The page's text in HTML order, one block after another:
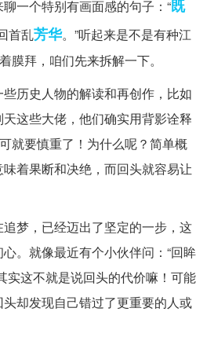
一个特别有画面感的句子：“既
首乱芳华。”听起来是不是有种江
膜拜，咱们先来拆解一下。
历史人物的解读和再创作，比如
这些大佬，他们确实用背影诠释
就要慎重了！为什么呢？简单概
着果断和决绝，而回头就容易让
梦，已经迈出了坚定的一步，这
。就像最近有个小伙伴问：“回眸
实这不就是说回头的代价嘛！可能
却发现自己错过了更重要的人或